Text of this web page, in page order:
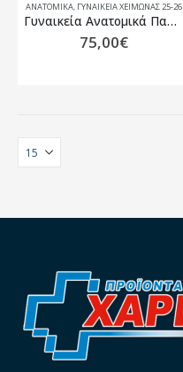
ΑΝΑΤΟΜΙΚΆ, ΓΥΝΑΙΚΕΊΑ ΧΕΙΜΏΝΑΣ 25-26
Γυναικεία Ανατομικά Παπούτσια 18T932 Μαύρο FlyFlot
75,00€